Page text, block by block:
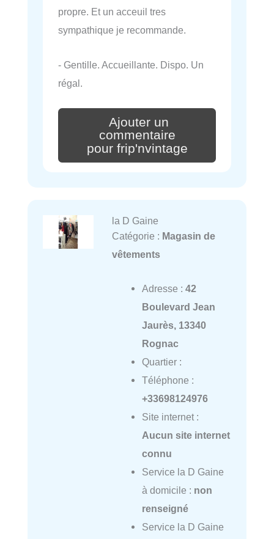
propre. Et un acceuil tres
sympathique je recommande.
- Gentille. Accueillante. Dispo. Un
régal.
Ajouter un
commentaire
pour frip'nvintage
la D Gaine
Catégorie : Magasin de
vêtements
Adresse : 42
Boulevard Jean
Jaurès, 13340
Rognac
Quartier :
Téléphone :
+33698124976
Site internet :
Aucun site internet
connu
Service la D Gaine
à domicile : non
renseigné
Service la D Gaine